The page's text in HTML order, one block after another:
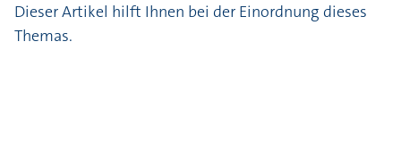
Dieser Artikel hilft Ihnen bei der Einordnung dieses
Themas.